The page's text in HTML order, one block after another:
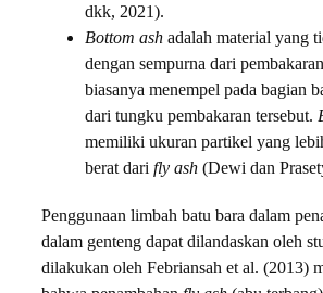
dkk, 2021).
Bottom ash adalah material yang
dengan sempurna dari
biasanya menempel pada bagian
dari tungku pembakaran tersebut.
memiliki ukuran partikel yang
berat dari fly ash (Dewi dan
Penggunaan limbah batu bara dalam
dalam genteng dapat dilandaskan oleh
dilakukan oleh Febriansah et al. (2013)